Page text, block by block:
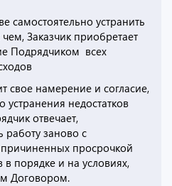
самостоятельно устранить
чем, Заказчик приобретает
Подрядчиком всех
свое намерение и согласие,
недостатков
отвечает,
работу заново с
просрочкой
в порядке и на условиях,
Договором.